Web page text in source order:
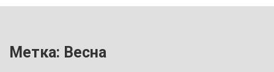
Метка: Весна